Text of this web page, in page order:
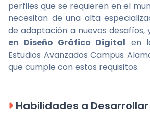
perfiles que se requieren en el
necesitan de una alta
de adaptación a nuevos desafíos,
en Diseño Gráfico Digital en
Estudios Avanzados Campus
que cumple con estos requisitos.
Habilidades a Desarrollar